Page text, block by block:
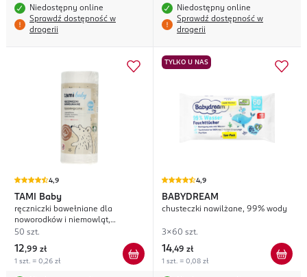
Niedostępny online
Sprawdź dostępność w
drogerii
Niedostępny online
Sprawdź dostępność w
drogerii
4,9
TAMI Baby
ręczniczki bawełniane dla
noworodków i niemowląt,
superdelikatne
50 szt.
12,99 zł
1 szt. = 0,26 zł
TYLKO U NAS
4,9
BABYDREAM
chusteczki nawilżane, 99% wody
3x60 szt.
14,49 zł
1 szt. = 0,08 zł